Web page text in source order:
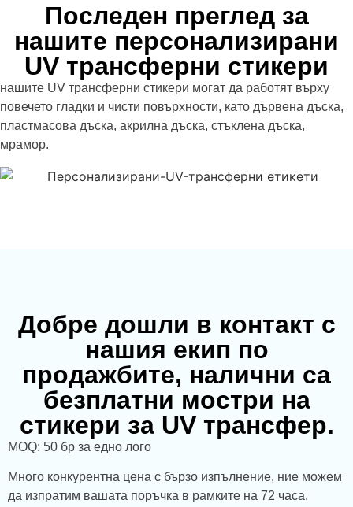
Последен преглед за
нашите персонализирани
UV трансферни стикери
нашите UV трансферни стикери могат да работят върху
повечето гладки и чисти повърхности, като дървена дъска,
пластмасова дъска, акрилна дъска, стъклена дъска,
мрамор.
Добре дошли в контакт с
нашия екип по
продажбите, налични са
безплатни мостри на
стикери за UV трансфер.
MOQ: 50 бр за едно лого
Много конкурентна цена с бързо изпълнение, ние можем
да изпратим вашата поръчка в рамките на 72 часа.